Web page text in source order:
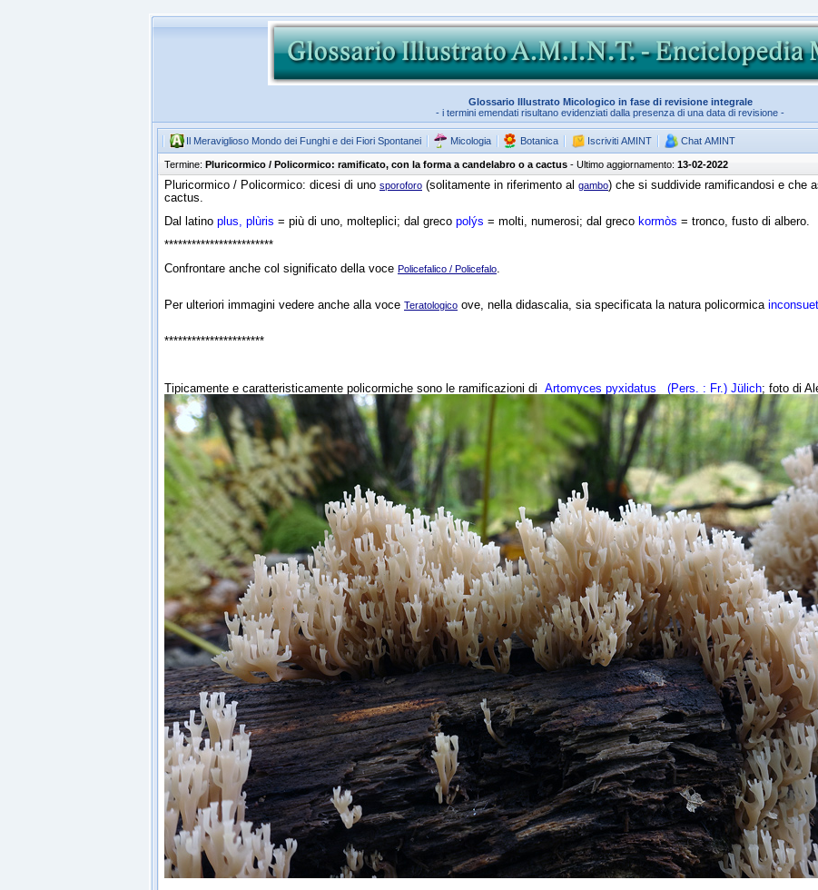
Glossario Illustrato Micologico in fase di revisione integrale
- i termini emendati risultano evidenziati dalla presenza di una data di revisione -
Il Meraviglioso Mondo dei Funghi e dei Fiori Spontanei Micologia Botanica Iscriviti AMINT Chat AMINT
Termine: Pluricormico / Policormico: ramificato, con la forma a candelabro o a cactus - Ultimo aggiornamento: 13-02-2022
Pluricormico / Policormico: dicesi di uno sporoforo (solitamente in riferimento al gambo) che si suddivide ramificandosi e che
cactus.
Dal latino plus, plùris = più di uno, molteplici; dal greco polýs = molti, numerosi; dal greco kormòs = tronco, fusto di albero.
************************
Confrontare anche col significato della voce Policefalico / Policefalo.
Per ulteriori immagini vedere anche alla voce Teratologico ove, nella didascalia, sia specificata la natura policormica
**********************
Tipicamente e caratteristicamente policormiche sono le ramificazioni di Artomyces pyxidatus (Pers. : Fr.) Jülich; foto di